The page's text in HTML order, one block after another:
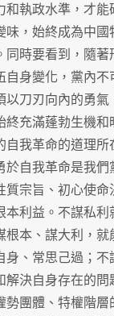
和執政水準，才能
味，始終成為中國
同時要看到，隨
自身變化，黨內不
以刀刃向內的勇氣
終充滿蓬勃生機和
我革命的道理所
自我革命是我們
質宗旨、初心使
本利益。不謀私利
根本、謀大利，就
身、常思己過；不
解決自身存在的問
勢團體、特權階層